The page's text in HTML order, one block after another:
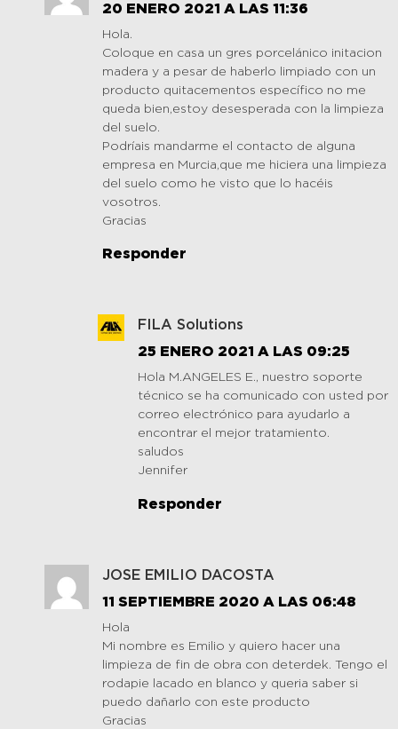
20 ENERO 2021 A LAS 11:36
Hola.
Coloque en casa un gres porcelánico initacion
madera y a pesar de haberlo limpiado con un
producto quitacementos específico no me
queda bien,estoy desesperada con la limpieza
del suelo.
Podríais mandarme el contacto de alguna
empresa en Murcia,que me hiciera una limpieza
del suelo como he visto que lo hacéis
vosotros.
Gracias
Responder
FILA Solutions
25 ENERO 2021 A LAS 09:25
Hola M.ANGELES E., nuestro soporte
técnico se ha comunicado con usted por
correo electrónico para ayudarlo a
encontrar el mejor tratamiento.
saludos
Jennifer
Responder
JOSE EMILIO DACOSTA
11 SEPTIEMBRE 2020 A LAS 06:48
Hola
Mi nombre es Emilio y quiero hacer una
limpieza de fin de obra con deterdek. Tengo el
rodapie lacado en blanco y queria saber si
puedo dañarlo con este producto
Gracias